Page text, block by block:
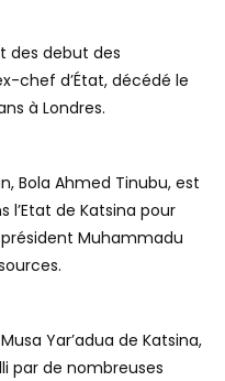
des debut des
chef d’État, décédé le
à Londres.
Bola Ahmed Tinubu, est
l’Etat de Katsina pour
Muhammadu
Yar’adua de Katsina,
par de nombreuses